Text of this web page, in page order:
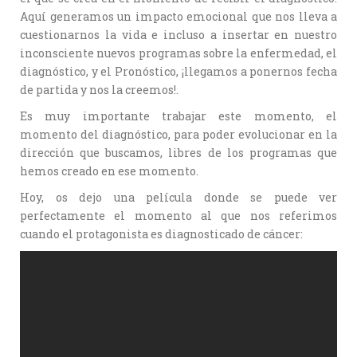
Aquí generamos un impacto emocional que nos lleva a
cuestionarnos la vida e incluso a insertar en nuestro
inconsciente nuevos programas sobre la enfermedad, el
diagnóstico, y el Pronóstico, ¡llegamos a ponernos fecha
de partida y nos la creemos!.
Es muy importante trabajar este momento, el
momento del diagnóstico, para poder evolucionar en la
dirección que buscamos, libres de los programas que
hemos creado en ese momento.
Hoy, os dejo una película donde se puede ver
perfectamente el momento al que nos referimos
cuando el protagonista es diagnosticado de cáncer: